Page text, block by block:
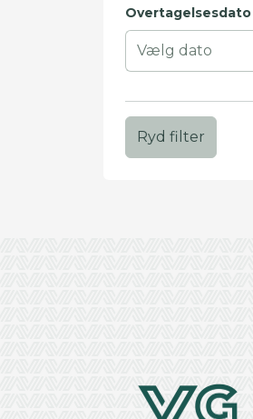
Overtagelsesdato
Ryd filter